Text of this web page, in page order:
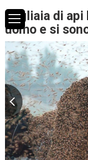
Migliaia di api
uomo e si